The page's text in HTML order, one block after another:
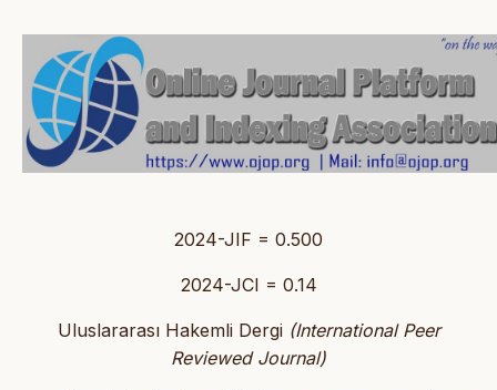
2024-JIF = 0.500
2024-JCI = 0.14
Uluslararası Hakemli Dergi (International Peer
Reviewed Journal)